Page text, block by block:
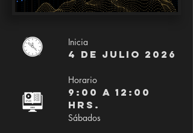
Inicia
4 de julio 2026
Horario
9:00 a 12:00
hrs.
Sábados